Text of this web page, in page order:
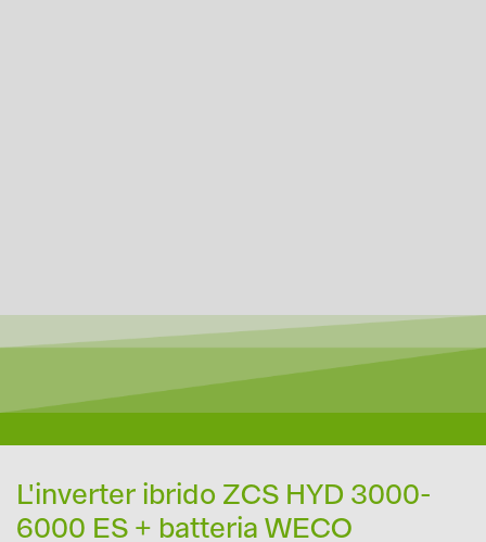
L'inverter ibrido ZCS HYD 3000-
6000 ES + batteria WECO